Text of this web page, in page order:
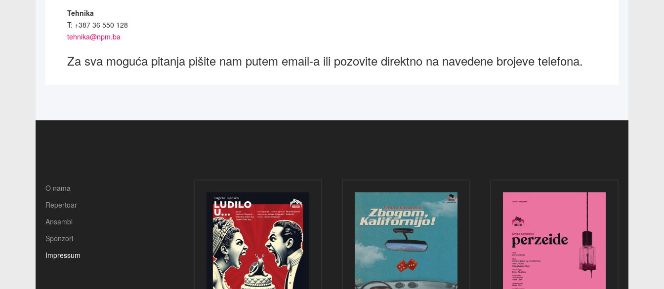
Tehnika
T: +387 36 550 128
tehnika@npm.ba
Za sva moguća pitanja pišite nam putem email-a ili pozovite direktno na navedene brojeve telefona.
O nama
Repertoar
Ansambl
Sponzori
Impressum